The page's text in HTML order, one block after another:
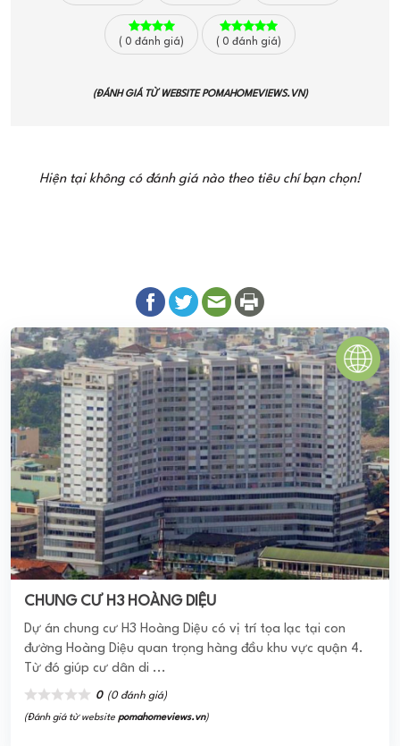
( 0 đánh giá) ( 0 đánh giá)
(ĐÁNH GIÁ TỪ WEBSITEPOMAHOMEVIEWS.VN)
Hiện tại không có đánh giá nào theo tiêu chí bạn chọn!
CHUNG CƯ H3 HOÀNG DIỆU
Dự án chung cư H3 Hoàng Diệu có vị trí tọa lạc tại con
đường Hoàng Diệu quan trọng hàng đầu khu vực quận 4.
Từ đó giúp cư dân di ...
0 (0 đánh giá)
(Đánh giá từ website pomahomeviews.vn)